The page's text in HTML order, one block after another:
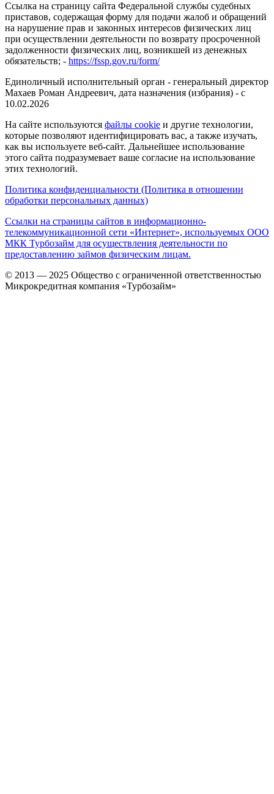
Ссылка на страницу сайта Федеральной службы судебных
приставов, содержащая форму для подачи жалоб и обращений
на нарушение прав и законных интересов физических лиц
при осуществлении деятельности по возврату просроченной
задолженности физических лиц, возникшей из денежных
обязательств; - https://fssp.gov.ru/form/
Единоличный исполнительный орган - генеральный директор
Махаев Роман Андреевич, дата назначения (избрания) - с
10.02.2026
На сайте используются файлы cookie и другие технологии,
которые позволяют идентифицировать вас, а также изучать,
как вы используете веб-сайт. Дальнейшее использование
этого сайта подразумевает ваше согласие на использование
этих технологий.
Политика конфиденциальности (Политика в отношении
обработки персональных данных)
Ссылки на страницы сайтов в информационно-
телекоммуникационной сети «Интернет», используемых ООО
МКК Турбозайм для осуществления деятельности по
предоставлению займов физическим лицам.
© 2013 — 2025 Общество с ограниченной ответственностью
Микрокредитная компания «Турбозайм»